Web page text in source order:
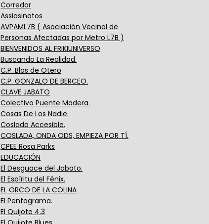
Corredor
Assiasinatos
AVPAML7B ( Asociación Vecinal de
Personas Afectadas por Metro L7B )
BIENVENIDOS AL FRIKIUNIVERSO
Buscando La Realidad.
C.P. Blas de Otero
C.P. GONZALO DE BERCEO.
CLAVE JABATO
Colectivo Puente Madera.
Cosas De Los Nadie.
Coslada Accesible.
COSLADA, ONDA ODS, EMPIEZA POR TÍ.
CPEE Rosa Parks
EDUCACIÓN
El Desguace del Jabato.
El Espíritu del Fénix.
EL ORCO DE LA COLINA
El Pentagrama.
El Quijote 4.3